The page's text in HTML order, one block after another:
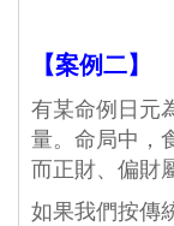
【案例二】
有某命例日元
量。命局中，
而正財、偏財
如果我們按傳